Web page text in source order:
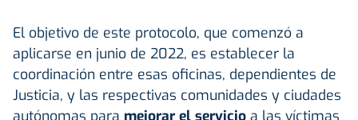
El objetivo de este protocolo, que comenzó a
aplicarse en junio de 2022, es establecer la
coordinación entre esas oficinas, dependientes de
Justicia, y las respectivas comunidades y ciudades
autónomas para mejorar el servicio a las víctimas